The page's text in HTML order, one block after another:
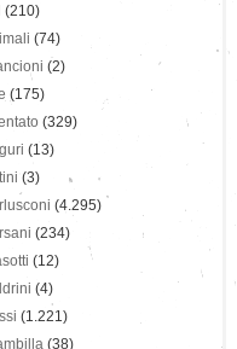
(210)
(74)
(2)
(175)
(329)
(13)
(3)
(4.295)
(234)
(12)
(4)
(1.221)
(38)